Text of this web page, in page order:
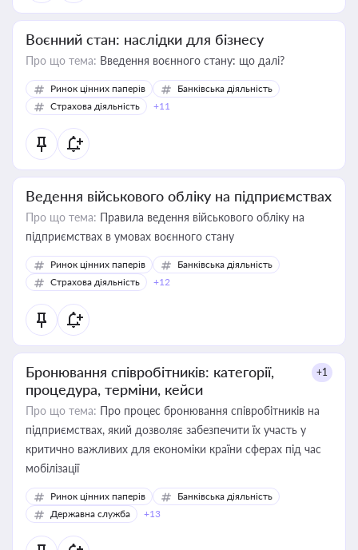
Воєнний стан: наслідки для бізнесу
Про що тема: Введення воєнного стану: що далі?
Ринок цінних паперів
Банківська діяльність
Страхова діяльність
+11
Ведення військового обліку на підприємствах
Про що тема: Правила ведення військового обліку на
підприємствах в умовах воєнного стану
Ринок цінних паперів
Банківська діяльність
Страхова діяльність
+12
Бронювання співробітників: категорії,
процедура, терміни, кейси
+1
Про що тема: Про процес бронювання співробітників на
підприємствах, який дозволяє забезпечити їх участь у
критично важливих для економіки країни сферах під час
мобілізації
Ринок цінних паперів
Банківська діяльність
Державна служба
+13